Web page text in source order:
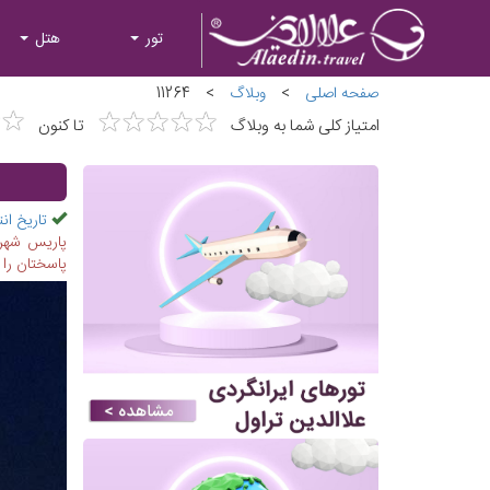
تور هتل
صفحه اصلی > وبلاگ >
11264
امتیاز کلی شما به وبلاگ ★★★★★
★★★★★ تا کنون ★
★
تاریخ
پاریس
پاسختان را